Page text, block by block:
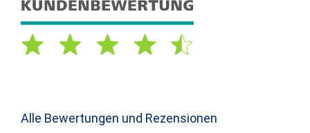
Alle Bewertungen und Rezensionen